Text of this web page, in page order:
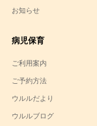
お知らせ
病児保育
ご利用案内
ご予約方法
ウルルだより
ウルルブログ